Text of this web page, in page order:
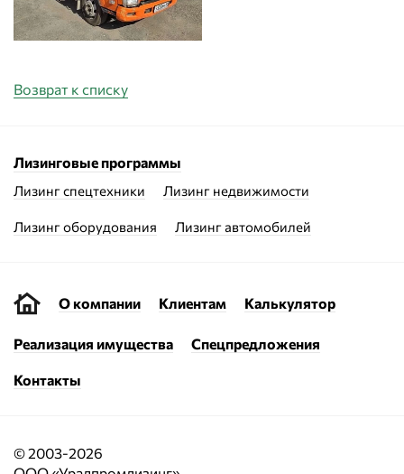
Возврат к списку
Лизинговые программы
Лизинг спецтехники Лизинг недвижимости
Лизинг оборудования Лизинг автомобилей
О компании Клиентам Калькулятор
Реализация имущества Спецпредложения
Контакты
© 2003-2026